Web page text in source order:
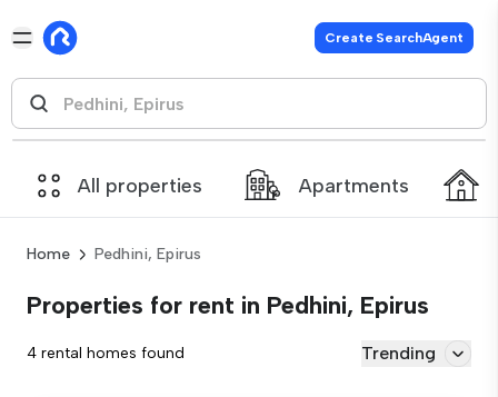
Create SearchAgent
All properties Apartments
Home Pedhini, Epirus
Properties for rent in Pedhini, Epirus
4 rental homes found Trending